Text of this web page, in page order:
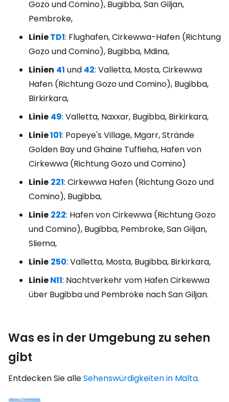
Gozo und Comino), Bugibba, San Giljan,
Pembroke,
LinieTD1: Flughafen, Cirkewwa-Hafen (Richtung
Gozo und Comino), Bugibba, Mdina,
Linien 41 und 42: Valletta, Mosta, Cirkewwa
Hafen (Richtung Gozo und Comino), Bugibba,
Birkirkara,
Linie 49: Valletta, Naxxar, Bugibba, Birkirkara,
Linie101: Popeye's Village, Mgarr, Strände
Golden Bay und Ghaine Tuffieha, Hafen von
Cirkewwa (Richtung Gozo und Comino)
Linie 221: Cirkewwa Hafen (Richtung Gozo und
Comino), Bugibba,
Linie 222: Hafen von Cirkewwa (Richtung Gozo
und Comino), Bugibba, Pembroke, San Giljan,
Sliema,
Linie 250: Valletta, Mosta, Bugibba, Birkirkara,
LinieN11: Nachtverkehr vom Hafen Cirkewwa
über Bugibba und Pembroke nach San Giljan.
Was es in der Umgebung zu sehen
gibt
Entdecken Sie alleSehenswürdigkeiten in Malta.